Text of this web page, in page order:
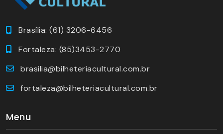
Brasília: (61) 3206-6456
Fortaleza: (85)3453-2770
brasilia@bilheteriacultural.com.br
fortaleza@bilheteriacultural.com.br
Menu